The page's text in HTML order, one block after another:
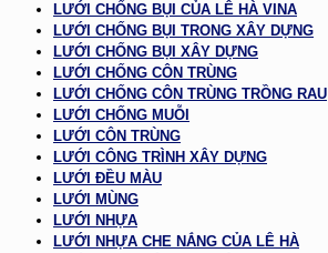
LƯỚI CHỐNG BỤI CỦA LÊ HÀ VINA
LƯỚI CHỐNG BỤI TRONG XÂY DỰNG
LƯỚI CHỐNG BỤI XÂY DỰNG
LƯỚI CHỐNG CÔN TRÙNG
LƯỚI CHỐNG CÔN TRÙNG TRỒNG RAU
LƯỚI CHỐNG MUỖI
LƯỚI CÔN TRÙNG
LƯỚI CÔNG TRÌNH XÂY DỰNG
LƯỚI ĐỀU MÀU
LƯỚI MÙNG
LƯỚI NHỰA
LƯỚI NHỰA CHE NẮNG CỦA LÊ HÀ